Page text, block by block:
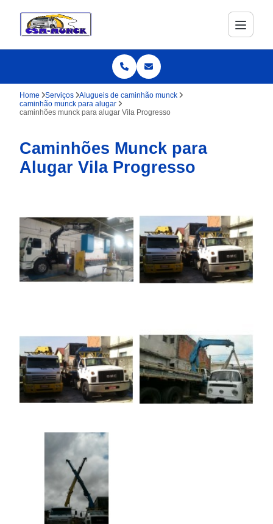
Home Serviços
Alugueis de caminhão munck
caminhão munck para alugar
caminhões munck para alugar Vila Progresso
Caminhões Munck para
Alugar Vila Progresso